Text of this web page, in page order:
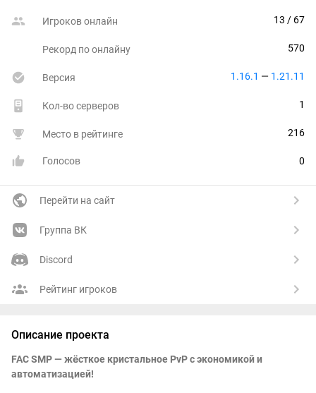
Игроков онлайн 13 / 67
Рекорд по онлайну 570
Версия 1.16.1 — 1.21.11
Кол-во серверов 1
Место в рейтинге 216
Голосов 0
Перейти на сайт
Группа ВК
Discord
Рейтинг игроков
Описание проекта
FAC SMP — жёсткое кристальное PvP с экономикой и
автоматизацией!